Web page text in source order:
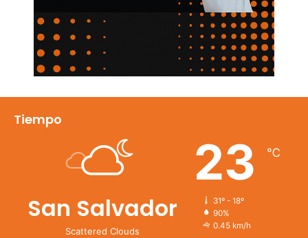
Tiempo
San Salvador
Scattered Clouds
23 ℃
31º - 18º
90%
0.45 km/h